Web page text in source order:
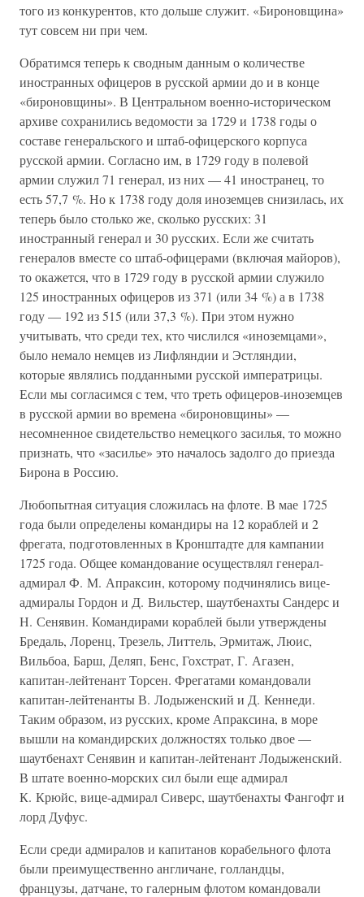
того из конкурентов, кто дольше служит. «Бироновщина»
тут совсем ни при чем.
Обратимся теперь к сводным данным о количестве
иностранных офицеров в русской армии до и в конце
«бироновщины». В Центральном военно-историческом
архиве сохранились ведомости за 1729 и 1738 годы о
составе генеральского и штаб-офицерского корпуса
русской армии. Согласно им, в 1729 году в полевой
армии служил 71 генерал, из них — 41 иностранец, то
есть 57,7 %. Но к 1738 году доля иноземцев снизилась, их
теперь было столько же, сколько русских: 31
иностранный генерал и 30 русских. Если же считать
генералов вместе со штаб-офицерами (включая майоров),
то окажется, что в 1729 году в русской армии служило
125 иностранных офицеров из 371 (или 34 %) а в 1738
году — 192 из 515 (или 37,3 %). При этом нужно
учитывать, что среди тех, кто числился «иноземцами»,
было немало немцев из Лифляндии и Эстляндии,
которые являлись подданными русской императрицы.
Если мы согласимся с тем, что треть офицеров-иноземцев
в русской армии во времена «бироновщины» —
несомненное свидетельство немецкого засилья, то можно
признать, что «засилье» это началось задолго до приезда
Бирона в Россию.
Любопытная ситуация сложилась на флоте. В мае 1725
года были определены командиры на 12 кораблей и 2
фрегата, подготовленных в Кронштадте для кампании
1725 года. Общее командование осуществлял генерал-
адмирал Ф. М. Апраксин, которому подчинялись вице-
адмиралы Гордон и Д. Вильстер, шаутбенахты Сандерс и
Н. Сенявин. Командирами кораблей были утверждены
Бредаль, Лоренц, Трезель, Литтель, Эрмитаж, Люис,
Вильбоа, Барш, Деляп, Бенс, Гохстрат, Г. Агазен,
капитан-лейтенант Торсен. Фрегатами командовали
капитан-лейтенанты В. Лодыженский и Д. Кеннеди.
Таким образом, из русских, кроме Апраксина, в море
вышли на командирских должностях только двое —
шаутбенахт Сенявин и капитан-лейтенант Лодыженский.
В штате военно-морских сил были еще адмирал
К. Крюйс, вице-адмирал Сиверс, шаутбенахты Фангофт и
лорд Дуфус.
Если среди адмиралов и капитанов корабельного флота
были преимущественно англичане, голландцы,
французы, датчане, то галерным флотом командовали